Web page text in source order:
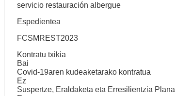
servicio restauración albergue
Espedientea
FCSMREST2023
Kontratu txikia
Bai
Covid-19aren kudeaketarako kontratua
Ez
Suspertze, Eraldaketa eta Erresilientzia Plana